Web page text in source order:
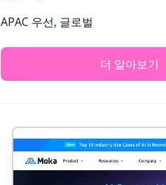
APAC 우선, 글로벌
더 알아보기